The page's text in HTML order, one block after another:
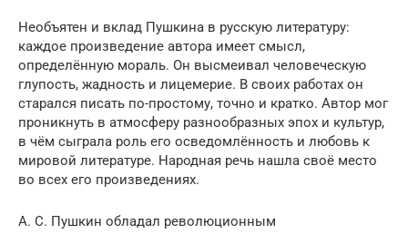
Необъятен и вклад Пушкина в русскую литературу:
каждое произведение автора имеет смысл,
определённую мораль. Он высмеивал человеческую
глупость, жадность и лицемерие. В своих работах он
старался писать по-простому, точно и кратко. Автор мог
проникнуть в атмосферу разнообразных эпох и культур,
в чём сыграла роль его осведомлённость и любовь к
мировой литературе. Народная речь нашла своё место
во всех его произведениях.
А. С. Пушкин обладал революционным